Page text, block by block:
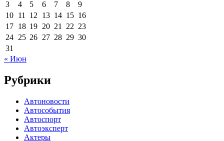
3
4 5 6 7 8
9
10 11 12 13 14 15 16
17 18 19 20 21 22 23
24 25 26 27 28 29 30
31
« Июн
Рубрики
Автоновости
Автособытия
Автоспорт
Автоэксперт
Актеры